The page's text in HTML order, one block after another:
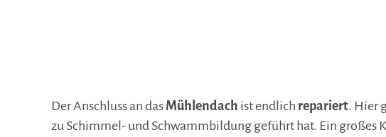
Der Anschluss an das Mühlendach ist endlich repariert. Hier
zu Schimmel- und Schwammbildung geführt hat. Ein großes